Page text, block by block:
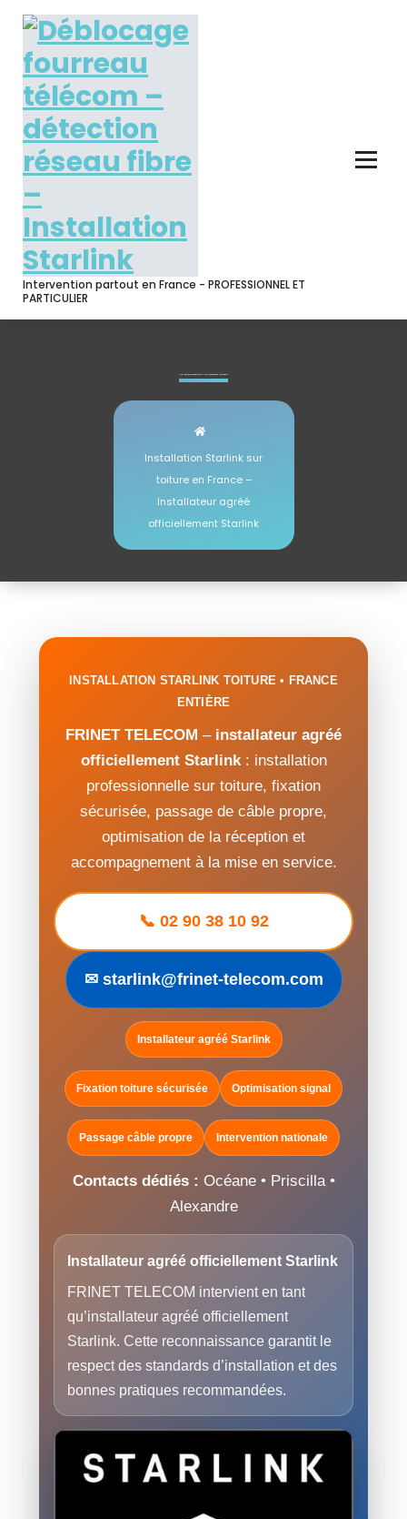
Skip
content
Intervention partout en France - PROFESSIONNEL ET
PARTICULIER
Installation Starlink sur
toiture en France –
Installateur agréé
officiellement Starlink
INSTALLATION STARLINK TOITURE • FRANCE
ENTIÈRE
FRINET TELECOM – installateur agréé
officiellement Starlink: installation
professionnelle sur toiture, fixation
sécurisée, passage de câble propre,
optimisation de la réception et
accompagnement à la mise en service.
📞 02 90 38 10 92
✉ starlink@frinet-telecom.com
Installateur agréé Starlink
Fixation toiture sécurisée Optimisation signal
Passage câble propre Intervention nationale
Contacts dédiés : Océane • Priscilla •
Alexandre
Installateur agréé officiellement Starlink
FRINET TELECOM intervient en tant
qu’installateur agréé officiellement
Starlink. Cette reconnaissance garantit le
respect des standards d’installation et des
bonnes pratiques recommandées.